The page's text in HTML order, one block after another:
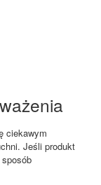
ciekawym
Jeśli produkt